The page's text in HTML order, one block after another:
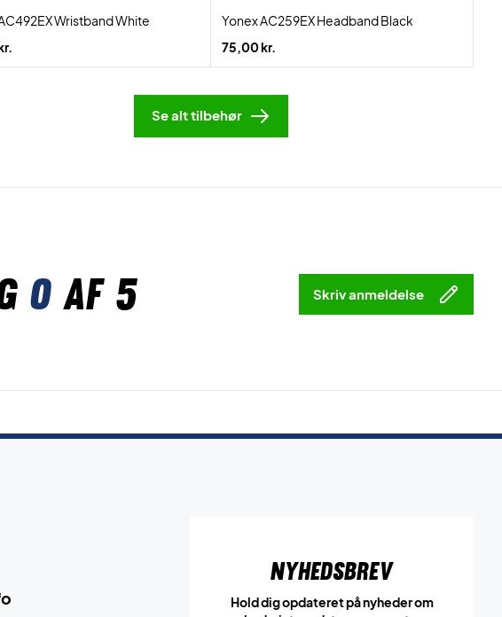
Wristband White
Yonex AC259EX Headband Black
75,00 kr.
Se alt tilbehør
0af 5 Skriv anmeldelse
Nyhedsbrev
Hold dig opdateret på nyheder om